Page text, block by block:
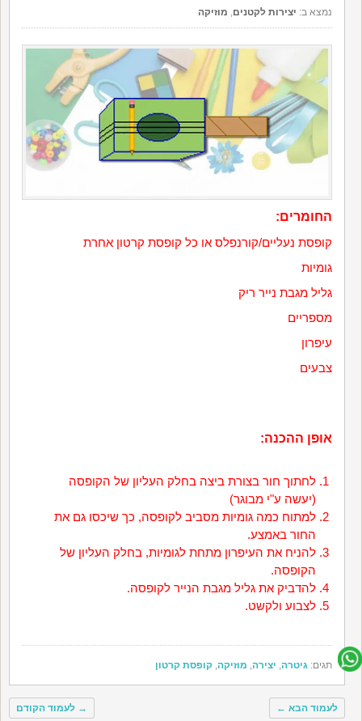
נמצא ב: יצירות לקטנים, מוזיקה
החומרים:
קופסת נעליים/קורנפלס או כל קופסת קרטון אחרת
גומיות
גליל מגבת נייר ריק
מספריים
עיפרון
צבעים
אופן ההכנה:
לחתוך חור בצורת ביצה בחלק העליון של הקופסה
(יעשה ע"י מבוגר)
למתוח כמה גומיות מסביב לקופסה, כך שיכסו גם את
החור באמצע.
להניח את העיפרון מתחת לגומיות, בחלק העליון של
הקופסה.
להדביק את גליל מגבת הנייר לקופסה.
לצבוע ולקשט.
תגים: גיטרה, יצירה, מוזיקה, קופסת קרטון
→ לעמוד הקודם לעמוד הבא ←